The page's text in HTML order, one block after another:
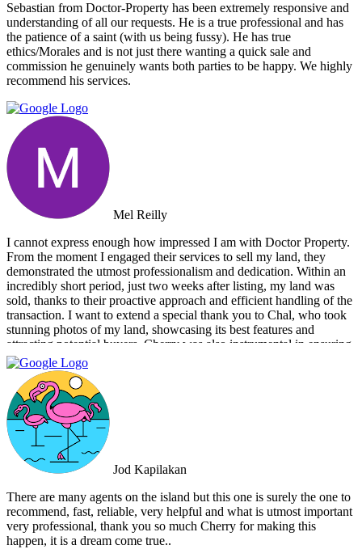
Sebastian from Doctor-Property has been extremely responsive and
understanding of all our requests. He is a true professional and has
the patience of a saint (with us being fussy). He has true
ethics/Morales and is not just there wanting a quick sale and
commission he genuinely wants both parties to be happy. We highly
recommend his services.
Mel Reilly
I cannot express enough how impressed I am with Doctor Property.
From the moment I engaged their services to sell my land, they
demonstrated the utmost professionalism and dedication. Within an
incredibly short period, just two weeks after listing, my land was
sold, thanks to their proactive approach and efficient handling of the
transaction. I want to extend a special thank you to Chal, who took
stunning photos of my land, showcasing its best features and
attracting potential buyers. Cherry was also instrumental in ensuring
that the deal went through smoothly, providing invaluable support
and guidance every step of the way. What sets Doctor Property Real
Estate apart is their commitment to honesty and transparency.
Throughout the entire process, I felt well-informed and confident in
their abilities. Their team's attention to detail and personalized
approach made the selling experience stress-free and enjoyable. I
highly recommend Doctor Property Real Estate to anyone looking
for a real estate agency that goes above and beyond to deliver
outstanding results. Their professionalism, expertise, and exceptional
service make them the perfect choice for all your real estate needs.
Jod Kapilakan
There are many agents on the island but this one is surely the one to
recommend, fast, reliable, very helpful and what is utmost important
very professional, thank you so much Cherry for making this
happen, it is a dream come true..